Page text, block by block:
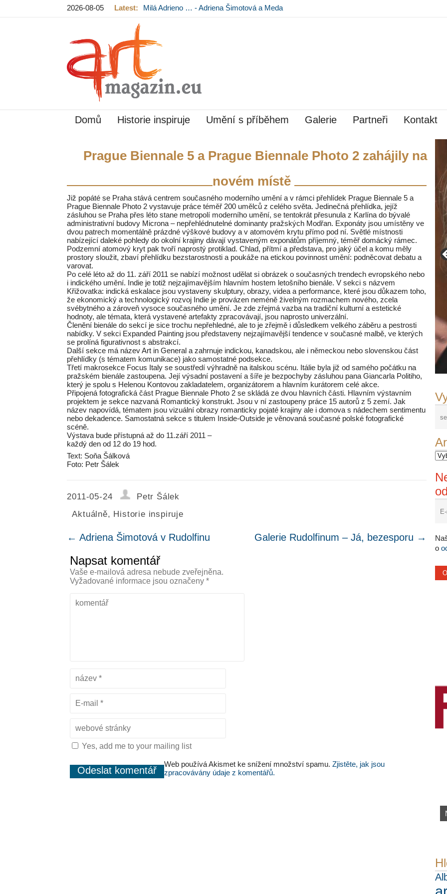
2026-08-05 Latest:
Milá Adrieno … - Adriena Šimotová a Meda
Domů Historie inspiruje Umění s příběhem Galerie Partneři Kontakt
o
Prague Biennale 5 a Prague Biennale Photo 2 zahájily na
novém místě
Již popáté se Praha stává centrem současného moderního umění a v rámci přehlídek Prague Biennale 5 a
Prague Biennale Photo 2 vystavuje práce téměř 200 umělců z celého světa. Jedinečná přehlídka, jejíž
zásluhou se Praha přes léto stane metropolí moderního umění, se tentokrát přesunula z Karlína do bývalé
administrativní budovy Microna – nepřehlédnutelné dominanty pražských Modřan. Exponáty jsou umístěny ve
dvou patrech momentálně prázdné výškové budovy a v atomovém krytu přímo pod ní. Světlé místnosti
nabízející daleké pohledy do okolní krajiny dávají vystaveným exponátům příjemný, téměř domácký rámec.
Podzemní atomový kryt pak tvoří naprostý protiklad. Chlad, přítmí a představa, pro jaký účel a komu měly
prostory sloužit, zbaví přehlídku bezstarostnosti a poukáže na etickou povinnost umění: podněcovat debatu a
varovat.
Po celé léto až do 11. září 2011 se nabízí možnost udělat si obrázek o současných trendech evropského nebo
i indického umění. Indie je totiž nejzajímavějším hlavním hostem letošního bienále. V sekci s názvem
Křižovatka: indická eskalace jsou vystaveny skulptury, obrazy, videa a performance, které jsou důkazem toho,
že ekonomický a technologický rozvoj Indie je provázen neméně živelným rozmachem nového, zcela
svébytného a zároveň vysoce současného umění. Je zde zřejmá vazba na tradiční kulturní a estetické
hodnoty, ale témata, která vystavené artefakty zpracovávají, jsou naprosto univerzální.
Členění bienále do sekcí je sice trochu nepřehledné, ale to je zřejmě i důsledkem velkého záběru a pestrosti
nabídky. V sekci Expanded Painting jsou představeny nejzajímavější tendence v současné malbě, ve kterých
se prolíná figurativnost s abstrakcí.
Další sekce má název Art in General a zahrnuje indickou, kanadskou, ale i německou nebo slovenskou část
přehlídky (s tématem komunikace) jako samostatné podsekce.
Třetí makrosekce Focus Italy se soustředí výhradně na italskou scénu. Itálie byla již od samého počátku na
pražském bienále zastoupena. Její výsadní postavení a šíře je bezpochyby zásluhou pana Giancarla Politiho,
který je spolu s Helenou Kontovou zakladatelem, organizátorem a hlavním kurátorem celé akce.
Připojená fotografická část Prague Biennale Photo 2 se skládá ze dvou hlavních části. Hlavním výstavním
projektem je sekce nazvaná Romantický konstrukt. Jsou v ní zastoupeny práce 15 autorů z 5 zemí. Jak
název napovídá, tématem jsou vizuální obrazy romanticky pojaté krajiny ale i domova s nádechem sentimentu
nebo dekadence. Samostatná sekce s titulem Inside-Outside je věnovaná současné polské fotografické
scéně.
Výstava bude přístupná až do 11.září 2011 –
každý den od 12 do 19 hod.
Text: Soňa Šálková
Foto: Petr Šálek
2011-05-24
Petr Šálek
Aktuálně, Historie inspiruje
← Adriena Šimotová v Rudolfinu Galerie Rudolfinum – Já, bezesporu →
Napsat komentář
Vaše e-mailová adresa nebude zveřejněna.
Vyžadované informace jsou označeny*
Yes, add me to your mailing list
Web používá Akismet ke snížení množství spamu.Zjistěte, jak jsou
zpracovávány údaje z komentářů.